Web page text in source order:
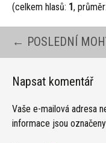
(celkem hlasů: 1, průměr:
Navigace
pro
příspěvky
← POSLEDNÍ
Napsat komentář
Vaše e-mailová adresa
informace jsou označeny